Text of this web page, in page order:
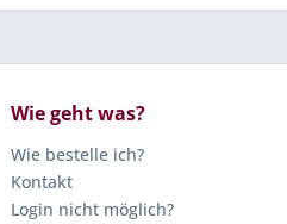
Wie geht was?
Wie bestelle ich?
Kontakt
Login nicht möglich?